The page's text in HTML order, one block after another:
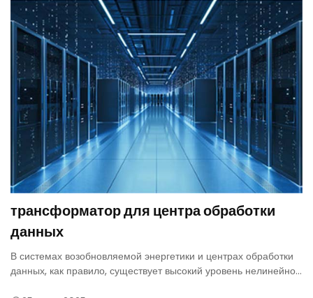
трансформатор для центра обработки
данных
В системах возобновляемой энергетики и центрах обработки
данных, как правило, существует высокий уровень нелинейной